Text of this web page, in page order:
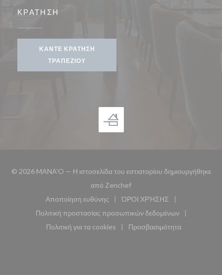
ΚΡΆΤΗΣΗ
ΚΆΝΤΕ ΚΡΆΤΗΣΗ
ΤΡΑΠΕΖΙΟΎ
© 2026 MANA'O — Η ιστοσελίδα του εστιατορίου δημιουργήθηκε
από Zenchef((ανοίγει σε νέο παράθυρο))
Αποποίηση ευθύνης
((ανοίγει σε νέο παράθυρο))
ΌΡΟΙ ΧΡΉΣΗΣ
((ανοίγει σε νέο
Πολιτική προστασίας προσωπικών δεδομένων
((ανοίγει σε νέο παράθυρο))
Πολιτική για τα cookies
((ανοίγει σε νέο παράθυρο))
Προσβασιμότητα
((ανοίγει σε νέο